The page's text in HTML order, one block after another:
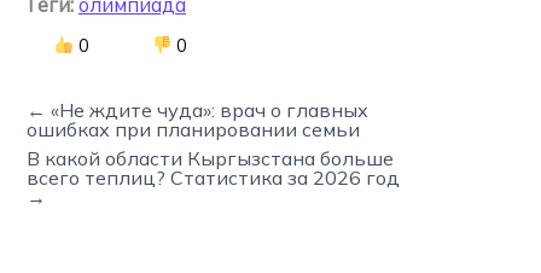
0 0
← «Не ждите чуда»: врач о главных
ошибках при планировании семьи
В какой области Кыргызстана больше
всего теплиц? Статистика за 2026 год
→